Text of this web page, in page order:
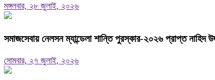
মঙ্গলবার, ২৮ জুলাই, ২০২৬
সমাজসেবায় নেলসন ম্যান্ডেলা শান্তি পুরস্কার-২০২৬ প্রাপ্ত নাহিদ
সোমবার, ২৭ জুলাই, ২০২৬